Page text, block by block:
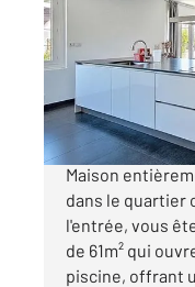
Maison à
499
!! MAISON SUR
Maison
dans le quartier
l'entrée, vous
de 61m² qui
piscine, offrant